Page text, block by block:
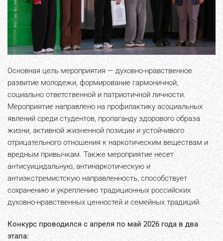
Основная цель мероприятия — духовно-нравственное
развитие молодежи, формирование гармоничной,
социально ответственной и патриотичной личности.
Мероприятие направлено на профилактику асоциальных
явлений среди студентов, пропаганду здорового образа
жизни, активной жизненной позиции и устойчивого
отрицательного отношения к наркотическим веществам и
вредным привычкам. Также мероприятие несет
антисуицидальную, антинаркотическую и
антиэкстремистскую направленность, способствует
сохранению и укреплению традиционных российских
духовно-нравственных ценностей и семейных традиций.
Конкурс проводился с апреля по май 2026 года в два
этапа: